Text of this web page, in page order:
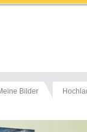
Bilder